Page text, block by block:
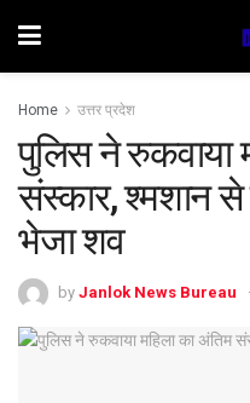
Home उत्तर प्रदेश
पुलिस ने रुकवाया
संस्कार, श्मशान से
भेजा शव
by Janlok News Bureau